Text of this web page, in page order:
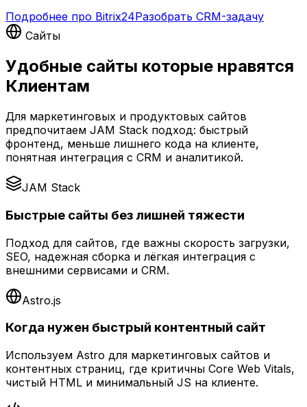
Подробнее про Bitrix24Разобрать CRM-задачу
Сайты
Удобные сайты которые нравятся
Клиентам
Для маркетинговых и продуктовых сайтов
предпочитаем JAM Stack подход: быстрый
фронтенд, меньше лишнего кода на клиенте,
понятная интеграция с CRM и аналитикой.
JAM Stack
Быстрые сайты без лишней тяжести
Подход для сайтов, где важны скорость загрузки,
SEO, надежная сборка и лёгкая интеграция с
внешними сервисами и CRM.
Astro.js
Когда нужен быстрый контентный сайт
Используем Astro для маркетинговых сайтов и
контентных страниц, где критичны Core Web Vitals,
чистый HTML и минимальный JS на клиенте.